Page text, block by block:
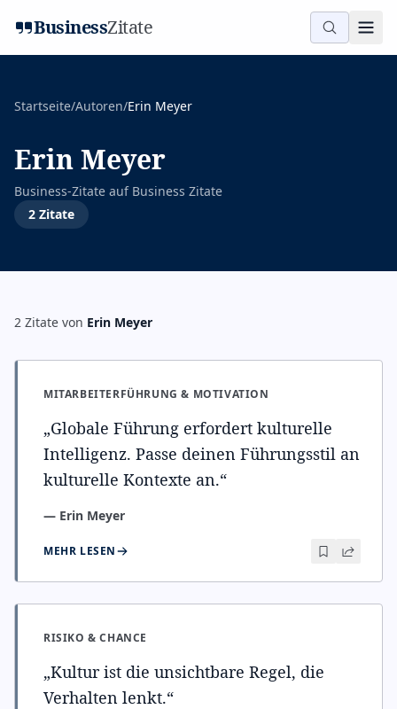
BusinessZitate
Startseite/Autoren/Erin Meyer
Erin Meyer
Business-Zitate auf Business Zitate
2 Zitate
2 Zitate von Erin Meyer
MITARBEITERFÜHRUNG & MOTIVATION
„Globale Führung erfordert kulturelle
Intelligenz. Passe deinen Führungsstil an
kulturelle Kontexte an.“
— Erin Meyer
MEHR LESEN
RISIKO & CHANCE
„Kultur ist die unsichtbare Regel, die
Verhalten lenkt.“